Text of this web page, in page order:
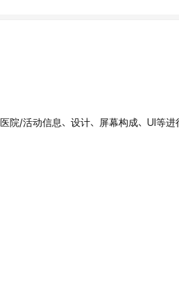
/活动信息、设计、屏幕构成、UI等进